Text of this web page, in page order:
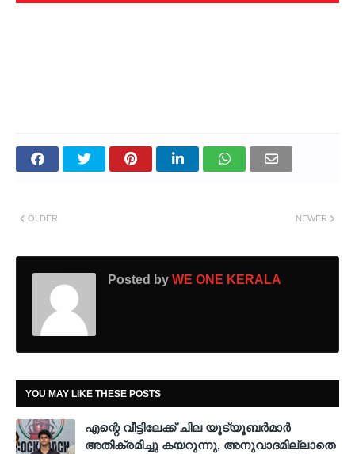
NEWER
OLDER
Posted by WE ONE KERALA
YOU MAY LIKE THESE POSTS
എന്റെ വീട്ടിലേക്ക് ചില യൂട്യൂബർമാർ
അതിക്രമിച്ചു കയറുന്നു, അനുവാദമില്ലാതെ